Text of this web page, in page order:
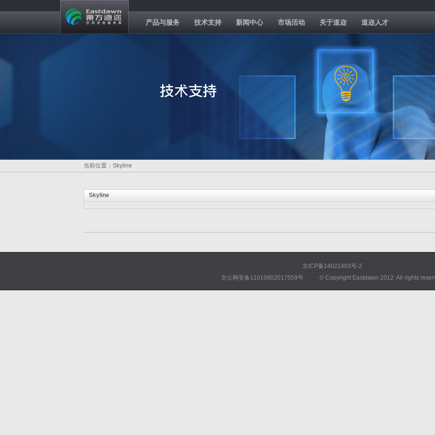
产品与服务 技术支持 新闻中心 市场活动 关于道迩 道迩人才
当前位置：Skyline
Skyline
京ICP备14021403号-2
京公网安备11010802017559号
© Copyright Eastdawn 2012. All rights